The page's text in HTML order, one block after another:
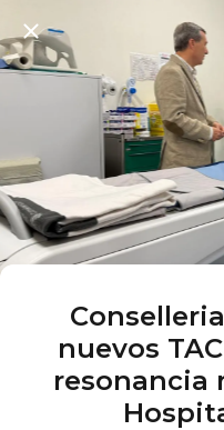
nuevos
resonancia